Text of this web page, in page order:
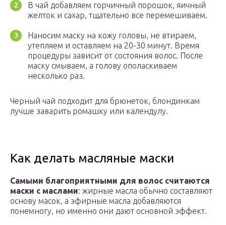
В чай добавляем горчичный порошок, яичный
желток и сахар, тщательно все перемешиваем.
Наносим маску на кожу головы, не втираем,
утепляем и оставляем на 20-30 минут. Время
процедуры зависит от состояния волос. После
маску смываем, а голову ополаскиваем
несколько раз.
Черный чай подходит для брюнеток, блондинкам
лучше заварить ромашку или календулу.
Как делать масляные маски
Самыми благоприятными для волос считаются
маски с маслами: жирные масла обычно составляют
основу масок, а эфирные масла добавляются
понемногу, но именно они дают основной эффект.